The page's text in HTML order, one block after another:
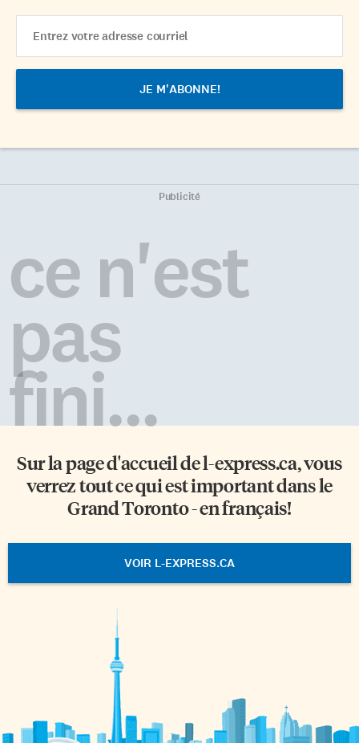
Address
Publicité
ce n'est
pas
fini...
Sur la page d'accueil del-express.ca, vous
verrez tout ce qui est important dans le
Grand Toronto - en français!
VOIR L-EXPRESS.CA